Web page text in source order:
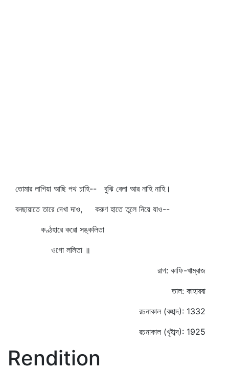
তোমার লাগিয়া আছি পথ চাহি-- বুঝি বেলা আর নাহি নাহি।
বনছায়াতে তারে দেখা দাও, করুণ হাতে তুলে নিয়ে যাও--
কণ্ঠহারে করো সঙ্কলিতা
ওগো ললিতা ॥
রাগ: কাফি-খাম্বাজ
তাল: কাহারবা
রচনাকাল (বঙ্গাব্দ): 1332
রচনাকাল (খৃষ্টাব্দ): 1925
Rendition